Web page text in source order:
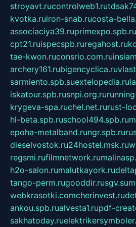
stroyavt.rucontrolweb1.ru
kvotka.ruiron-snab.rucosta-
associaciya39.ruprimexpo.spb.ru
cpt21.ruispecspb.ruregahost.ru
tae-kwon.ruconsrio.com.ru
archery161.rubigencyclica.ru
sarmiento.spb.suextelopedia.ru
iskatour.spb.rusnpi.org.ru
krygeva-spa.ruchel.net.rurust-
hl-beta.spb.ruschool494.spb.ru
epoha-metalband.rungr.spb.ru
dieselvostok.ru24hostel.msk.ru
regsmi.rufilmnetwork.ru
h2o-salon.rumalutkayork.ru
tango-perm.rugooddir.rusgv.su
webkrasotki.comcherinvest.ru
ankou.spb.rualvesta1.rupdf-
sakhatoday.ru